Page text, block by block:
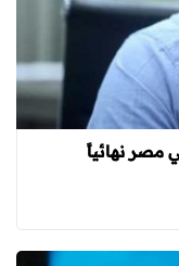
نهائياً